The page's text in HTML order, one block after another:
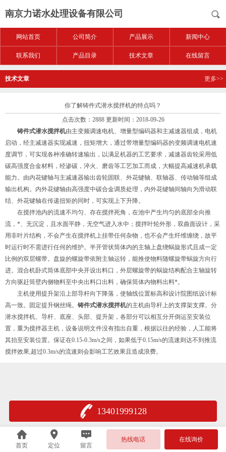
南京力诺水处理设备有限公司
网站首页 公司简介 产品展示 新闻中心
联系我们 产品目录 技术文章 在线留言
技术文章 更多>>
你了解铸件式潜水搅拌机的特点吗？
点击次数：2888 更新时间：2018-09-26
铸件式潜水搅拌机由主变频调速电机、增量型编码器和主减速器组成，电机
启动，经主减速器实现减速，扭矩增大，通过带增量型编码器的变频调速电机速
度调节，可实现各种准确转速输出，以满足机器的工艺要求，减速器齿轮采用低
碳高强度合金材料，经渗碳，淬火、磨齿等工艺加工而成，大幅提高减速机承载
能力。由内花键轴与主减速器输出齿轮固联、外花键轴、联轴器、传动轴等组成
输出机构。内外花键轴由高强度中碳合金调质处理，内外花键轴间轴向为滑动联
结、外花键轴在传递扭矩的同时，可实现上下升降。
在搅拌池内的流速不均匀、存在搅拌死角，在池中产生均匀的底部全向推
流，*、无沉淀，且水面平静，无空气进入水中；搅拌叶轮外形，双曲面设计，采
用非叶片结构，不会产生在搅拌机上挂带任何杂物，也不会产生纤维缠绕，故平
时运行时不需进行任何的维护。半开管状筒体内的主轴上盘绕蜗旋形式且成一定
比例的双层螺带。盘旋的螺旋带依附主轴运转，能推使物料随螺旋带蜗旋方向行
进。混合机卧式筒体底部中央开设出料口，外层螺旋带的蜗旋结构配合主轴旋转
方向驱赶筒壁内侧物料至中央出料口出料，确保筒体内物料出料*。
主机使用提升架沿上部导杆向下降落，使轴线位置标高和设计院图纸设计标
高一致。固定提升钢丝绳。 铸件式潜水搅拌机的主机由导杆上的支撑架支撑。分
潜水搅拌机、导杆、底座、头部、提升架，各部分可以相互分开倒运至安装位
置，重为搅拌器主机，设备说明文件没有指出自重，根据以往的经验，人工能将
其抬至安装位置。保证在0.15-0.3m/s之间，如果低于0.15m/s的流速则达不到推流
搅拌效果,超过0.3m/s的流速则会影响工艺效果且造成浪费。
13401999128
首页 定位 留言
热线电话 在线询价